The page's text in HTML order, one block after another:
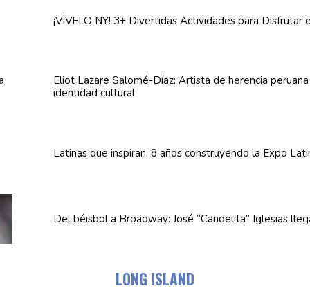
¡VÍVELO NY! 3+ Divertidas Actividadespara Disfrutar
Eliot Lazare Salomé-Díaz: Artista de herencia
identidad cultural
Latinas que inspiran: 8 años construyendo la Expo
Del béisbol a Broadway: José “Candelita” Iglesias
LONG ISLAND